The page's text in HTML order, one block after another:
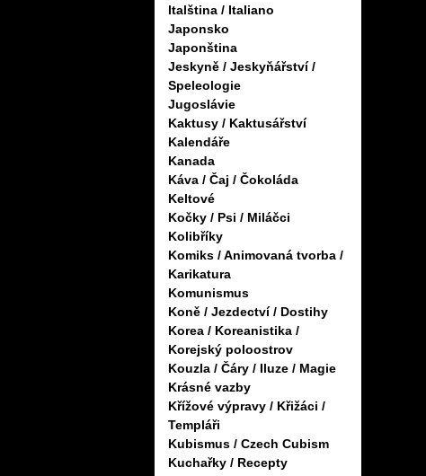
Italština / Italiano
Japonsko
Japonština
Jeskyně / Jeskyňářství /
Speleologie
Jugoslávie
Kaktusy / Kaktusářství
Kalendáře
Kanada
Káva / Čaj / Čokoláda
Keltové
Kočky / Psi / Miláčci
Kolibříky
Komiks / Animovaná tvorba /
Karikatura
Komunismus
Koně / Jezdectví / Dostihy
Korea / Koreanistika /
Korejský poloostrov
Kouzla / Čáry / Iluze / Magie
Krásné vazby
Křížové výpravy / Křižáci /
Templáři
Kubismus / Czech Cubism
Kuchařky / Recepty